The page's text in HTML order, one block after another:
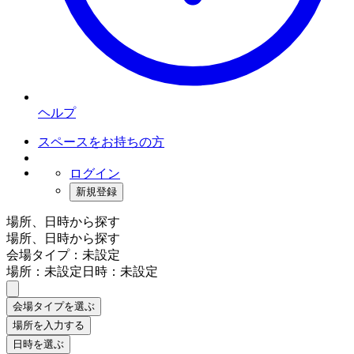
ヘルプ
スペースをお持ちの方
ログイン
新規登録
場所、日時から探す
場所、日時から探す
会場タイプ：未設定
場所：未設定日時：未設定
会場タイプを選ぶ
場所を入力する
日時を選ぶ